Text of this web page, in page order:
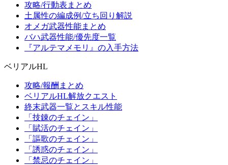
攻略/行動表まとめ
土属性の編成例/立ち回り解説
オメガ武器性能まとめ
バハ武器性能/優先度一覧
『アルテマメモリ』の入手方法
ベリアルHL
攻略/報酬まとめ
ベリアルHL解放クエスト
終末武器一覧とスキル性能
「技錬のチェイン」
「賦活のチェイン」
「謳歌のチェイン」
「誘惑のチェイン」
「禁忌のチェイン」